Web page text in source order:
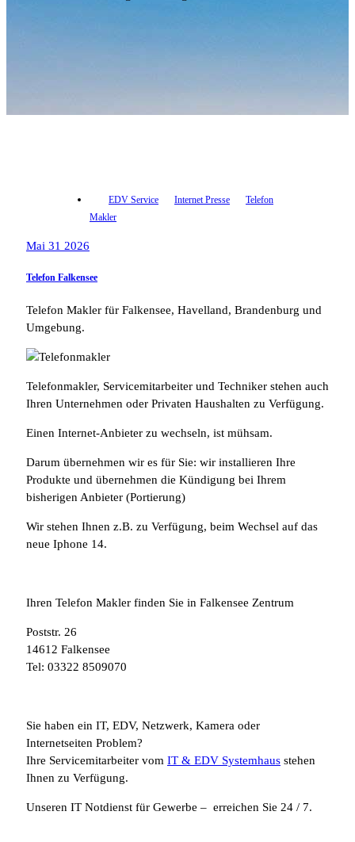
EDV Service Internet Presse
Telefon
Makler
Mai 31 2026
Telefon Falkensee
Telefon Makler für Falkensee, Havelland, Brandenburg und
Umgebung.
Telefonmakler, Servicemitarbeiter und Techniker stehen auch
Ihren Unternehmen oder Privaten Haushalten zu Verfügung.
Einen Internet-Anbieter zu wechseln, ist mühsam.
Darum übernehmen wir es für Sie: wir installieren Ihre
Produkte und übernehmen die Kündigung bei Ihrem
bisherigen Anbieter (Portierung)
Wir stehen Ihnen z.B. zu Verfügung, beim Wechsel auf das
neue Iphone 14.
Ihren Telefon Makler finden Sie in Falkensee Zentrum
Poststr. 26
14612 Falkensee
Tel: 03322 8509070
Sie haben ein IT, EDV, Netzwerk, Kamera oder
Internetseiten Problem?
Ihre Servicemitarbeiter vom IT & EDV Systemhaus stehen
Ihnen zu Verfügung.
Unseren IT Notdienst für Gewerbe – erreichen Sie 24 / 7.